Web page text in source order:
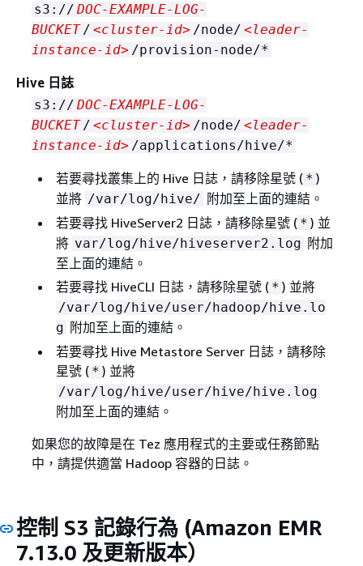
s3:// DOC-EXAMPLE-LOG-
BUCKET / <cluster-id> /node/ <leader-
instance-id> /provision-node/*
Hive 日誌
s3:// DOC-EXAMPLE-LOG-
BUCKET / <cluster-id> /node/ <leader-
instance-id> /applications/hive/*
若要尋找叢集上的 Hive 日誌，請移除星號 ( * )
並將 /var/log/hive/ 附加至上面的連結。
若要尋找 HiveServer2 日誌，請移除星號 ( * ) 並
將 var/log/hive/hiveserver2.log 附加
至上面的連結。
若要尋找 HiveCLI 日誌，請移除星號 ( * ) 並將
/var/log/hive/user/hadoop/hive.lo
g 附加至上面的連結。
若要尋找 Hive Metastore Server 日誌，請移除
星號 ( * ) 並將
/var/log/hive/user/hive/hive.log
附加至上面的連結。
如果您的故障是在 Tez 應用程式的主要或任務節點
中，請提供適當 Hadoop 容器的日誌。
控制 S3 記錄行為 (Amazon EMR
7.13.0 及更新版本）